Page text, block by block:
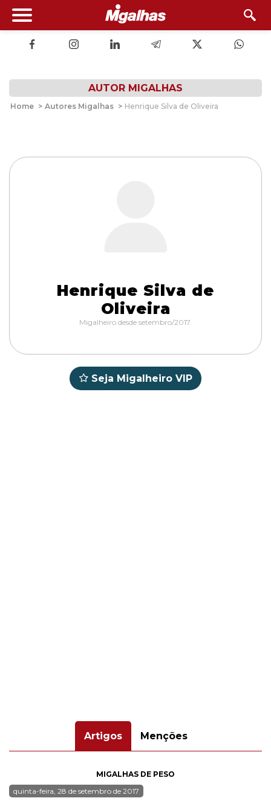
AUTOR MIGALHAS
Home > Autores Migalhas > Henrique Silva de Oliveira
Henrique Silva de
Oliveira
Migalheiro desde setembro/2017.
Seja Migalheiro VIP
Artigos Menções
MIGALHAS DE PESO
quinta-feira, 28 de setembro de 2017